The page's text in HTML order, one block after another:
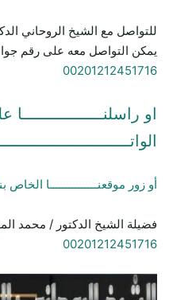
للتواصل مع الشيخ الروحاني
يمكن التواصل معه على رقم
00201212451716
او راسلنـــــــــــــــــا
أو زور موقعنـــــــــــــــا الخاص
فضيلة الشيخ الدكتور / محمد
00201212451716